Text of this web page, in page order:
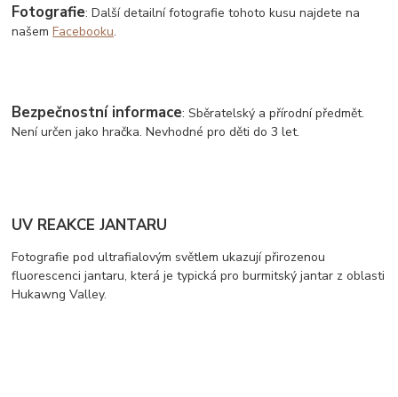
Fotografie: Další detailní fotografie tohoto kusu najdete na
našemFacebooku.
Bezpečnostní informace: Sběratelský a přírodní předmět.
Není určen jako hračka. Nevhodné pro děti do 3 let.
UV REAKCE JANTARU
Fotografie pod ultrafialovým světlem ukazují přirozenou
fluorescenci jantaru, která je typická pro burmitský jantar z oblasti
Hukawng Valley.